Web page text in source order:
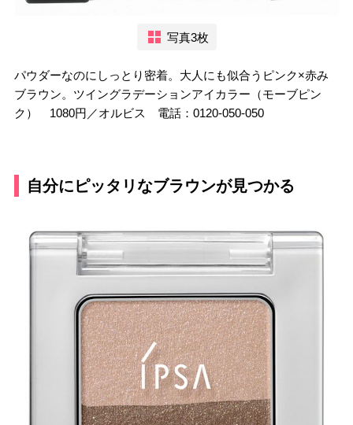
写真3枚
パウダーなのにしっとり密着。大人にも似合うピンク×赤み
ブラウン。ツイングラデーションアイカラー（モーブピン
ク） 1080円／オルビス 電話：0120-050-050
自分にピッタリなブラウンが見つかる